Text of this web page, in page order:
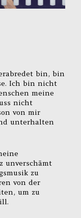
bin, bin
Ich bin nicht
meine
nicht
von mir
unterhalten
unverschämt
zu
von der
um zu